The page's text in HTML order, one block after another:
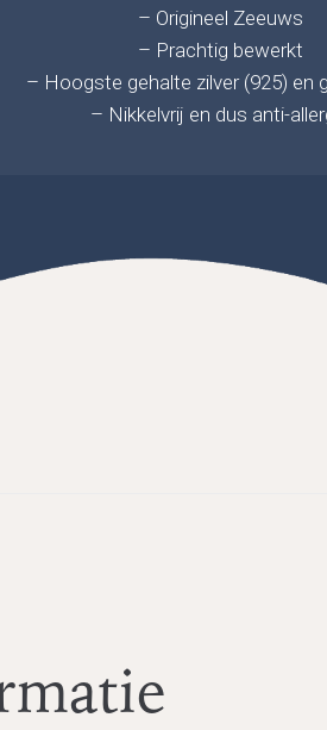
– Origineel Zeeuws
– Prachtig bewerkt
– Hoogste gehalte zilver (925) en
– Nikkelvrij en dus anti-